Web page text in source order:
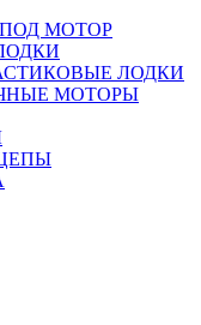
МОТОР
ЛОДКИ
МОТОРЫ